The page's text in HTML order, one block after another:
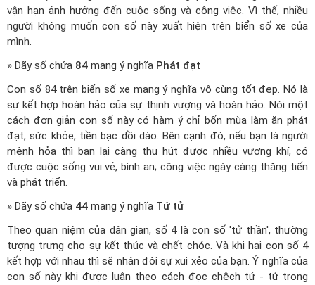
vận hạn ảnh hưởng đến cuộc sống và công việc. Vì thế, nhiều
người không muốn con số này xuất hiện trên biển số xe của
mình.
» Dãy số chứa 84 mang ý nghĩa Phát đạt
Con số 84 trên biển số xe mang ý nghĩa vô cùng tốt đẹp. Nó là
sự kết hợp hoàn hảo của sự thịnh vượng và hoàn hảo. Nói một
cách đơn giản con số này có hàm ý chỉ bốn mùa làm ăn phát
đạt, sức khỏe, tiền bạc dồi dào. Bên cạnh đó, nếu bạn là người
mệnh hỏa thì bạn lại càng thu hút được nhiều vượng khí, có
được cuộc sống vui vẻ, bình an; công việc ngày càng thăng tiến
và phát triển.
» Dãy số chứa 44 mang ý nghĩa Tứ tử
Theo quan niệm của dân gian, số 4 là con số 'tử thần', thường
tượng trưng cho sự kết thúc và chết chóc. Và khi hai con số 4
kết hợp với nhau thì sẽ nhân đôi sự xui xẻo của bạn. Ý nghĩa của
con số này khi được luận theo cách đọc chệch tứ - tử trong